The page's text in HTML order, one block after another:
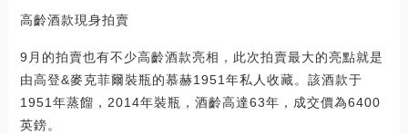
高齡酒款現身拍賣
9月的拍賣也有不少高齡酒款亮相，此次拍賣最大的亮點就是
由高登&麥克菲爾裝瓶的慕赫1951年私人收藏。該酒款于
1951年蒸餾，2014年裝瓶，酒齡高達63年，成交價為6400
英鎊。